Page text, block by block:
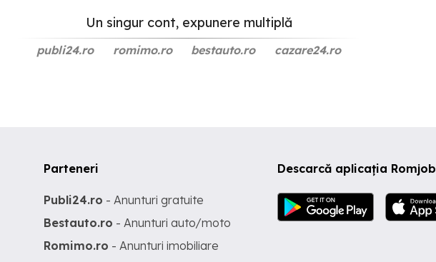
Un singur cont, expunere multiplă
publi24.ro romimo.ro bestauto.ro cazare24.ro
Descarcă aplicația Romjob
Parteneri
Publi24.ro - Anunturi gratuite
Bestauto.ro - Anunturi auto/moto
Romimo.ro - Anunturi imobiliare